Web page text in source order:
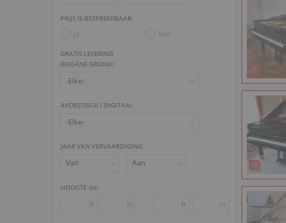
PRIJS IS BESPREEKBAAR
Ja Nee
GRATIS LEVERING
(BEGANE GROND)
AKOESTISCH / DIGITAAL
JAAR VAN VERVAARDIGING
HOOGTE (IN)
ft in - ft in